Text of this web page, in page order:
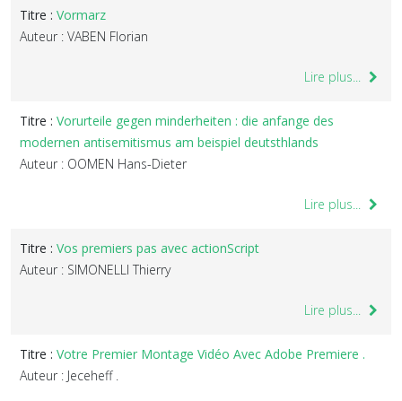
Titre : Vormarz
Auteur : VABEN Florian
Lire plus...
Titre : Vorurteile gegen minderheiten : die anfange des
modernen antisemitismus am beispiel deutsthlands
Auteur : OOMEN Hans-Dieter
Lire plus...
Titre : Vos premiers pas avec actionScript
Auteur : SIMONELLI Thierry
Lire plus...
Titre : Votre Premier Montage Vidéo Avec Adobe Premiere .
Auteur : Jeceheff .